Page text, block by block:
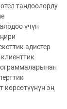
тандоолорду
үчүн
адистер
көрсөтүүнүн эң